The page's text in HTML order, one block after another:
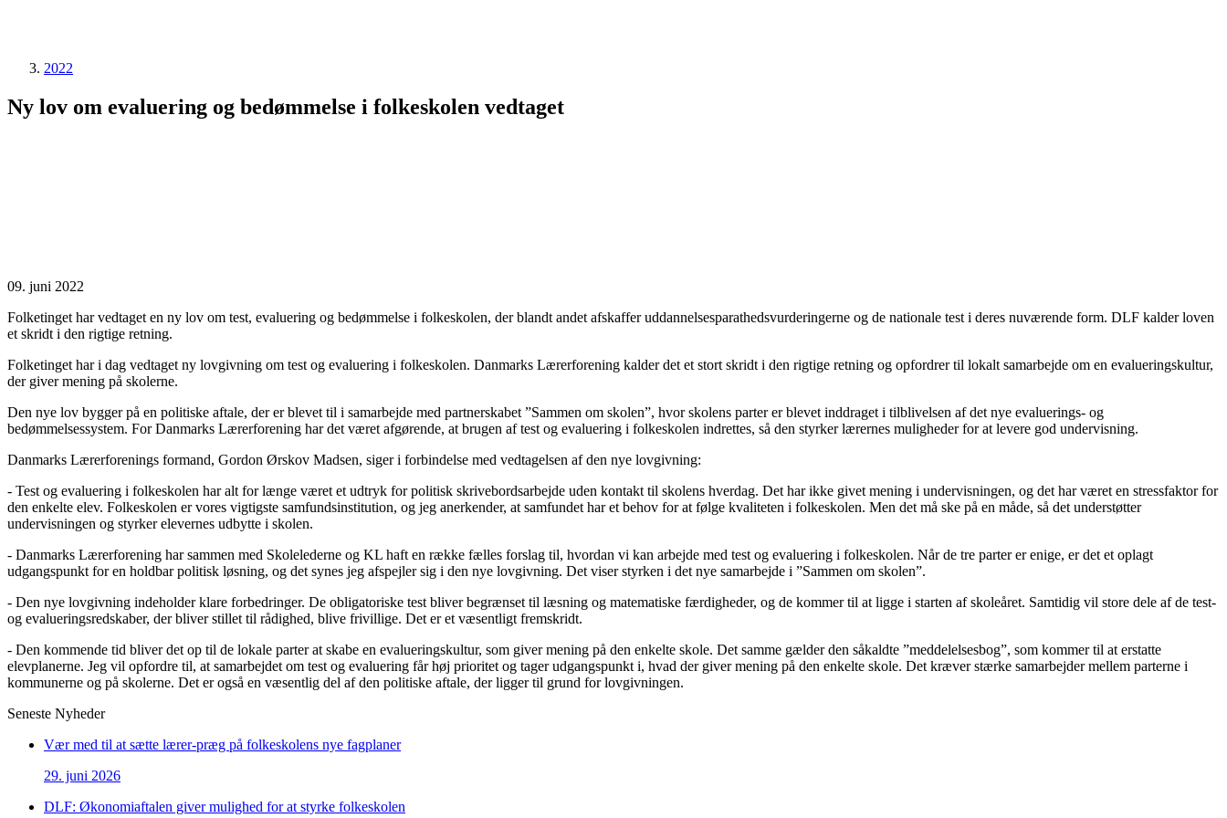
2022
Ny lov om evaluering og bedømmelse i folkeskolen vedtaget
09. juni 2022
Folketinget har vedtaget en ny lov om test, evaluering og bedømmelse i folkeskolen, der blandt andet afskaffer uddannelsesparathedsvurderingerne og de nationale test i deres nuværende form. DLF kalder loven
et skridt i den rigtige retning.
Folketinget har i dag vedtaget ny lovgivning om test og evaluering i folkeskolen. Danmarks Lærerforening kalder det et stort skridt i den rigtige retning og opfordrer til lokalt samarbejde om en evalueringskultur,
der giver mening på skolerne.
Den nye lov bygger på en politiske aftale, der er blevet til i samarbejde med partnerskabet ”Sammen om skolen”, hvor skolens parter er blevet inddraget i tilblivelsen af det nye evaluerings- og
bedømmelsessystem. For Danmarks Lærerforening har det været afgørende, at brugen af test og evaluering i folkeskolen indrettes, så den styrker lærernes muligheder for at levere god undervisning.
Danmarks Lærerforenings formand, Gordon Ørskov Madsen, siger i forbindelse med vedtagelsen af den nye lovgivning:
- Test og evaluering i folkeskolen har alt for længe været et udtryk for politisk skrivebordsarbejde uden kontakt til skolens hverdag. Det har ikke givet mening i undervisningen, og det har været en stressfaktor for
den enkelte elev. Folkeskolen er vores vigtigste samfundsinstitution, og jeg anerkender, at samfundet har et behov for at følge kvaliteten i folkeskolen. Men det må ske på en måde, så det understøtter
undervisningen og styrker elevernes udbytte i skolen.
- Danmarks Lærerforening har sammen med Skolelederne og KL haft en række fælles forslag til, hvordan vi kan arbejde med test og evaluering i folkeskolen. Når de tre parter er enige, er det et oplagt
udgangspunkt for en holdbar politisk løsning, og det synes jeg afspejler sig i den nye lovgivning. Det viser styrken i det nye samarbejde i ”Sammen om skolen”.
- Den nye lovgivning indeholder klare forbedringer. De obligatoriske test bliver begrænset til læsning og matematiske færdigheder, og de kommer til at ligge i starten af skoleåret. Samtidig vil store dele af de test-
og evalueringsredskaber, der bliver stillet til rådighed, blive frivillige. Det er et væsentligt fremskridt.
- Den kommende tid bliver det op til de lokale parter at skabe en evalueringskultur, som giver mening på den enkelte skole. Det samme gælder den såkaldte ”meddelelsesbog”, som kommer til at erstatte
elevplanerne. Jeg vil opfordre til, at samarbejdet om test og evaluering får høj prioritet og tager udgangspunkt i, hvad der giver mening på den enkelte skole. Det kræver stærke samarbejder mellem parterne i
kommunerne og på skolerne. Det er også en væsentlig del af den politiske aftale, der ligger til grund for lovgivningen.
Seneste Nyheder
Vær med til at sætte lærer-præg på folkeskolens nye fagplaner
29. juni 2026
DLF: Økonomiaftalen giver mulighed for at styrke folkeskolen